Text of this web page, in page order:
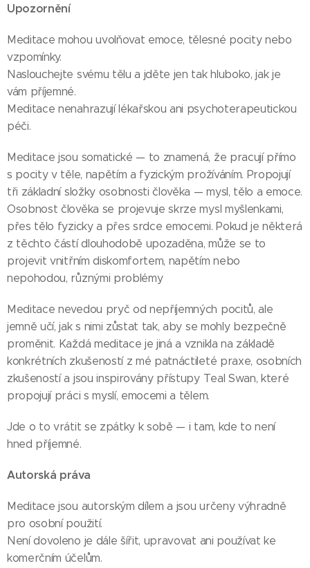
Upozornění
Meditace mohou uvolňovat emoce, tělesné pocity nebo
vzpomínky.
Naslouchejte svému tělu a jděte jen tak hluboko, jak je
vám příjemné.
Meditace nenahrazují lékařskou ani psychoterapeutickou
péči.
Meditace jsou somatické — to znamená, že pracují přímo
s pocity v těle, napětím a fyzickým prožíváním. Propojují
tři základní složky osobnosti člověka — mysl, tělo a emoce.
Osobnost člověka se projevuje skrze mysl myšlenkami,
přes tělo fyzicky a přes srdce emocemi. Pokud je některá
z těchto částí dlouhodobě upozaděna, může se to
projevit vnitřním diskomfortem, napětím nebo
nepohodou, různými problémy
Meditace nevedou pryč od nepříjemných pocitů, ale
jemně učí, jak s nimi zůstat tak, aby se mohly bezpečně
proměnit. Každá meditace je jiná a vznikla na základě
konkrétních zkušeností z mé patnáctileté praxe, osobních
zkušeností a jsou inspirovány přístupy Teal Swan, které
propojují práci s myslí, emocemi a tělem.
Jde o to vrátit se zpátky k sobě — i tam, kde to není
hned příjemné.
Autorská práva
Meditace jsou autorským dílem a jsou určeny výhradně
pro osobní použití.
Není dovoleno je dále šířit, upravovat ani používat ke
komerčním účelům.